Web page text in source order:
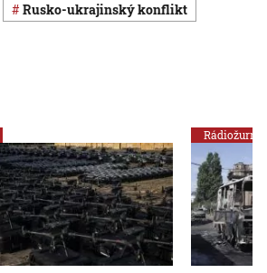
rusko-ukrajinský konflikt
Rádiožurnál